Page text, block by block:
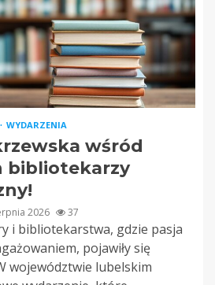
WYDARZENIA
wśród
bibliotekarzy
2026 37
i bibliotekarstwa, gdzie pasja
pojawiły się
województwie lubelskim